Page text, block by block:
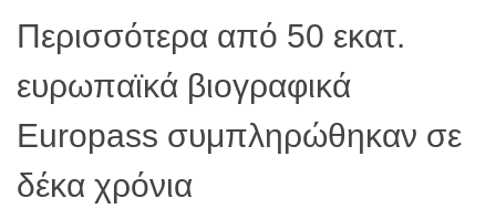
Περισσότερα από 50 εκατ.
ευρωπαϊκά βιογραφικά
Europass συμπληρώθηκαν σε
δέκα χρόνια